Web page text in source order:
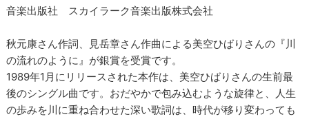
音楽出版社 スカイラーク音楽出版株式会社
秋元康さん作詞、見岳章さん作曲による美空ひばりさんの『川
の流れのように』が銀賞を受賞です。
1989年1月にリリースされた本作は、美空ひばりさんの生前最
後のシングル曲です。おだやかで包み込むような旋律と、人生
の歩みを川に重ね合わせた深い歌詞は、時代が移り変わっても